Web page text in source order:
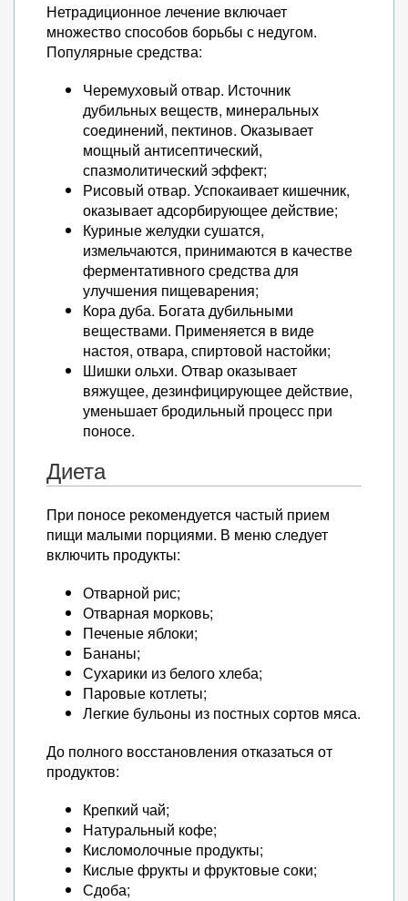
Нетрадиционное лечение включает
множество способов борьбы с недугом.
Популярные средства:
Черемуховый отвар. Источник
дубильных веществ, минеральных
соединений, пектинов. Оказывает
мощный антисептический,
спазмолитический эффект;
Рисовый отвар. Успокаивает кишечник,
оказывает адсорбирующее действие;
Куриные желудки сушатся,
измельчаются, принимаются в качестве
ферментативного средства для
улучшения пищеварения;
Кора дуба. Богата дубильными
веществами. Применяется в виде
настоя, отвара, спиртовой настойки;
Шишки ольхи. Отвар оказывает
вяжущее, дезинфицирующее действие,
уменьшает бродильный процесс при
поносе.
Диета
При поносе рекомендуется частый прием
пищи малыми порциями. В меню следует
включить продукты:
Отварной рис;
Отварная морковь;
Печеные яблоки;
Бананы;
Сухарики из белого хлеба;
Паровые котлеты;
Легкие бульоны из постных сортов мяса.
До полного восстановления отказаться от
продуктов:
Крепкий чай;
Натуральный кофе;
Кисломолочные продукты;
Кислые фрукты и фруктовые соки;
Сдоба;